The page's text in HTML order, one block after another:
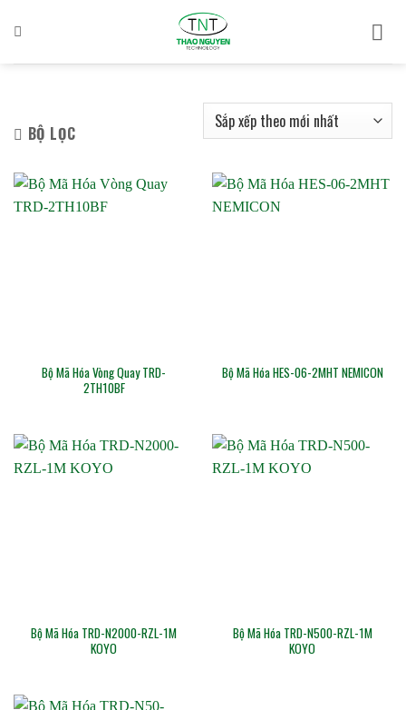
qua
BỘ LỌC
Bộ Mã Hóa Vòng Quay TRD-
2TH10BF
Bộ Mã Hóa HES-06-2MHT NEMICON
Bộ Mã Hóa TRD-N2000-RZL-1M
KOYO
Bộ Mã Hóa TRD-N500-RZL-1M
KOYO